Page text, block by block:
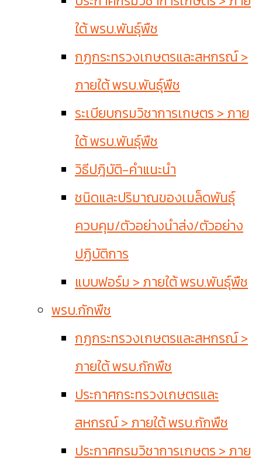
ใต้ พรบ.พันธุ์พืช
กฏกระทรวงเกษตรและสหกรณ์ >
ภายใต้ พรบ.พันธุ์พืช
ระเบียบกรมวิชาการเกษตร > ภาย
ใต้ พรบ.พันธุ์พืช
วิธีปฎิบัติ-คำแนะนำ
ชนิดและปริมาณของเมล็ดพันธุ์
ควบคุม/ตัวอย่างนำส่ง/ตัวอย่าง
ปฏิบัติการ
แบบฟอร์ม > ภายใต้ พรบ.พันธุ์พืช
พรบ.กักพืช
กฏกระทรวงเกษตรและสหกรณ์ >
ภายใต้ พรบ.กักพืช
ประกาศกระทรวงเกษตรและ
สหกรณ์ > ภายใต้ พรบ.กักพืช
ประกาศกรมวิชาการเกษตร > ภาย